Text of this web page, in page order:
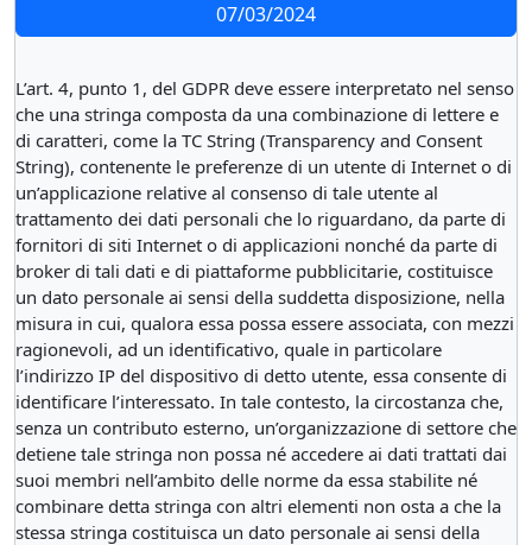
07/03/2024
L’art. 4, punto 1, del GDPR deve essere interpretato nel senso
che una stringa composta da una combinazione di lettere e
di caratteri, come la TC String (Transparency and Consent
String), contenente le preferenze di un utente di Internet o di
un’applicazione relative al consenso di tale utente al
trattamento dei dati personali che lo riguardano, da parte di
fornitori di siti Internet o di applicazioni nonché da parte di
broker di tali dati e di piattaforme pubblicitarie, costituisce
un dato personale ai sensi della suddetta disposizione, nella
misura in cui, qualora essa possa essere associata, con mezzi
ragionevoli, ad un identificativo, quale in particolare
l’indirizzo IP del dispositivo di detto utente, essa consente di
identificare l’interessato. In tale contesto, la circostanza che,
senza un contributo esterno, un’organizzazione di settore che
detiene tale stringa non possa né accedere ai dati trattati dai
suoi membri nell’ambito delle norme da essa stabilite né
combinare detta stringa con altri elementi non osta a che la
stessa stringa costituisca un dato personale ai sensi della